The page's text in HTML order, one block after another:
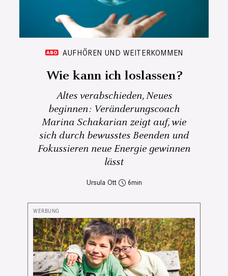
AUFHÖREN UND WEITERKOMMEN
Wie kann ich loslassen?
Altes verabschieden, Neues
beginnen: Veränderungscoach
Marina Schakarian zeigt auf, wie
sich durch bewusstes Beenden und
Fokussieren neue Energie gewinnen
lässt
Ursula Ott 6